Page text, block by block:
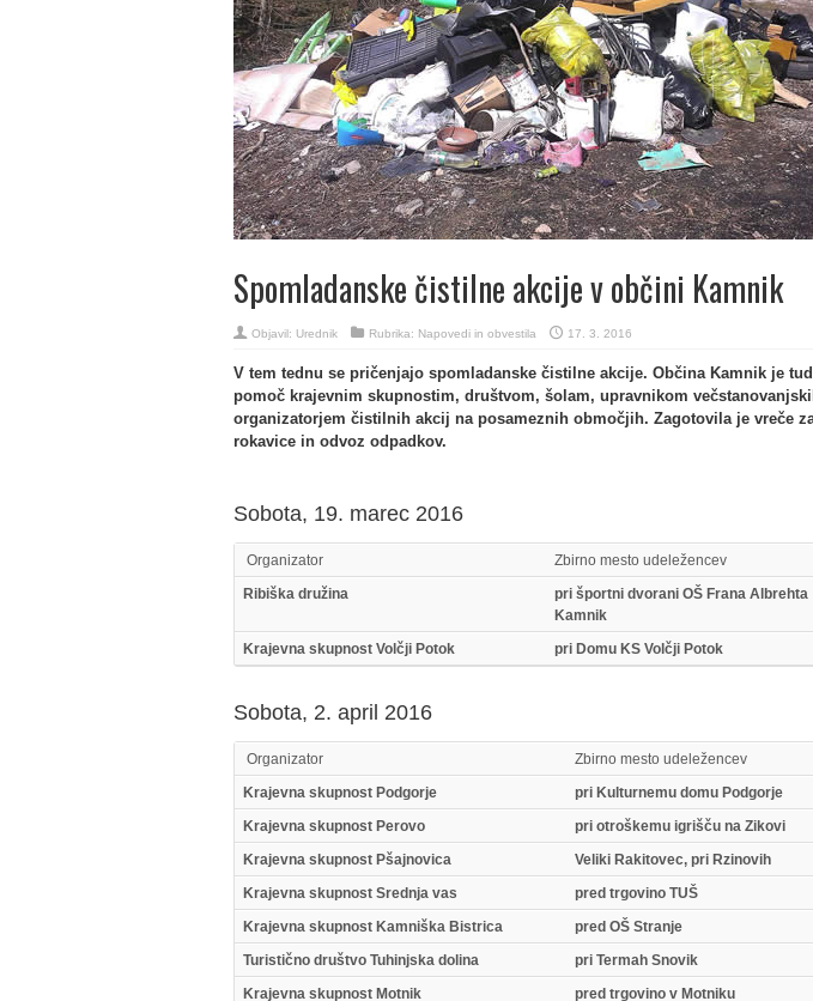
Spomladanske čistilne akcije v občini Kamnik
Objavil: Urednik Rubrika: Napovedi in obvestila 17. 3. 2016
V tem tednu se pričenjajo spomladanske čistilne akcije. Občina Kamnik je
pomoč krajevnim skupnostim, društvom, šolam, upravnikom
organizatorjem čistilnih akcij na posameznih območjih. Zagotovila je vreče
rokavice in odvoz odpadkov.
Sobota, 19. marec 2016
Organizator
Zbirno mesto udeležencev
Ribiška družina
pri športni dvorani OŠ Frana Albrehta
Kamnik
Krajevna skupnost Volčji Potok pri Domu KS Volčji Potok
Sobota, 2. april 2016
Organizator
Zbirno mesto udeležencev
Krajevna skupnost Podgorje
pri Kulturnemu domu Podgorje
Krajevna skupnost Perovo
pri otroškemu igrišču na Zikovi
Krajevna skupnost Pšajnovica
Veliki Rakitovec, pri Rzinovih
Krajevna skupnost Srednja vas
pred trgovino TUŠ
Krajevna skupnost Kamniška Bistrica
pred OŠ Stranje
Turistično društvo Tuhinjska dolina
pri Termah Snovik
Krajevna skupnost Motnik
pred trgovino v Motniku